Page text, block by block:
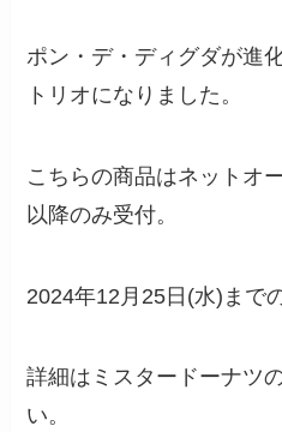
ポン・デ・ディグダが進
トリオになりました。
こちらの商品はネットオ
以降のみ受付。
2024年12月25日(水)まで
詳細はミスタードーナツ
い。